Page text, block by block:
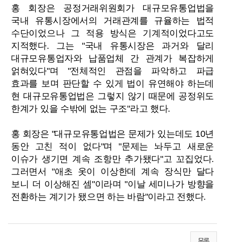
홍 회장은 공정거래위원회가 대규모유통업법을
국내 유통시장에서의 거래관계를 규율하는 법적
수단이었으나 그 적용 방식은 기계적이었다고도
지적했다. 그는 "국내 유통시장은 과거와 달리
대규모유통업자와 납품업체 간 관계가 복잡하게
얽혀있다"며 "전체적인 관점을 파악하고 파급
효과를 보며 판단할 수 있게 법이 유연해야 하는데
현 대규모유통업법은 그렇지 않기 때문에 공정위도
한계가 있을 수밖에 없는 구조"라고 했다.
홍 회장은 "대규모유통업법은 문제가 있는데도 10년
동안 고친 적이 없다"며 "문제는 놔두고 새로운
이슈가 생기면 계속 조항만 추가됐다"고 꼬집었다.
그러면서 "애초 옷이 이상한데 계속 장식만 달다
보니 더 이상해진 셈"이라며 "이날 세미나가 방향을
전환하는 계기가 됐으면 하는 바람"이라고 전했다.